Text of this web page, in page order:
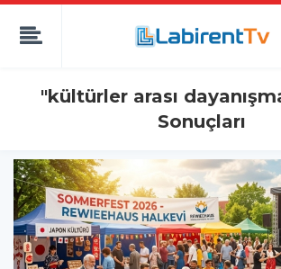
"kültürler arası
Sonuçları